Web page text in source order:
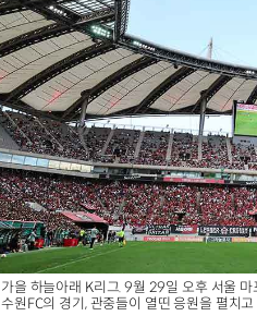
가을 하늘아래 K리그. 9월 29일 오후 서울
수원FC의 경기, 관중들이 열띤 응원을 펼치